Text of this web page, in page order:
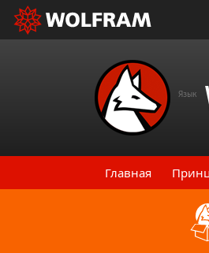
Язык
Главная
Назад к